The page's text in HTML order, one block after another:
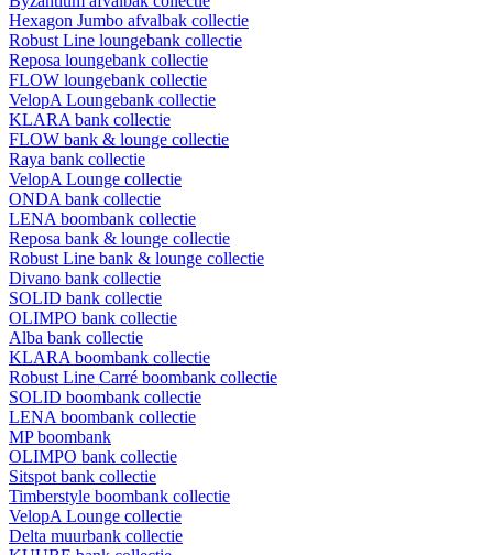
Hexagon Jumbo afvalbak collectie
Robust Line loungebank collectie
Reposa loungebank collectie
FLOW loungebank collectie
VelopA Loungebank collectie
KLARA bank collectie
FLOW bank & lounge collectie
Raya bank collectie
VelopA Lounge collectie
ONDA bank collectie
LENA boombank collectie
Reposa bank & lounge collectie
Robust Line bank & lounge collectie
Divano bank collectie
SOLID bank collectie
OLIMPO bank collectie
Alba bank collectie
KLARA boombank collectie
Robust Line Carré boombank collectie
SOLID boombank collectie
LENA boombank collectie
MP boombank
OLIMPO bank collectie
Sitspot bank collectie
Timberstyle boombank collectie
VelopA Lounge collectie
Delta muurbank collectie